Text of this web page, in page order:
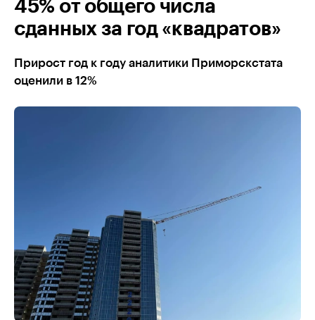
45% от общего числа
сданных за год «квадратов»
Прирост год к году аналитики Приморскстата
оценили в 12%